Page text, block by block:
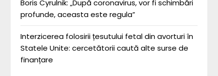
Boris Cyrulnik: „După coronavirus, vor fi schimbări
profunde, aceasta este regula”
Interzicerea folosirii țesutului fetal din avorturi în
Statele Unite: cercetătorii caută alte surse de
finanțare